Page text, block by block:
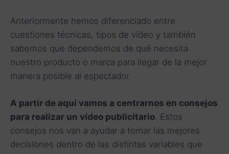
Anteriormente hemos diferenciado entre
cuestiones técnicas, tipos de vídeo y también
sabemos que dependemos de qué necesita
nuestro producto o marca para llegar de la mejor
manera posible al espectador.
A partir de aquí vamos a centrarnos en consejos
para realizar un vídeo publicitario. Estos
consejos nos van a ayudar a tomar las mejores
decisiones dentro de las distintas variables que